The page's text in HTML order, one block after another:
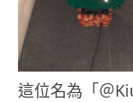
這位名為「＠